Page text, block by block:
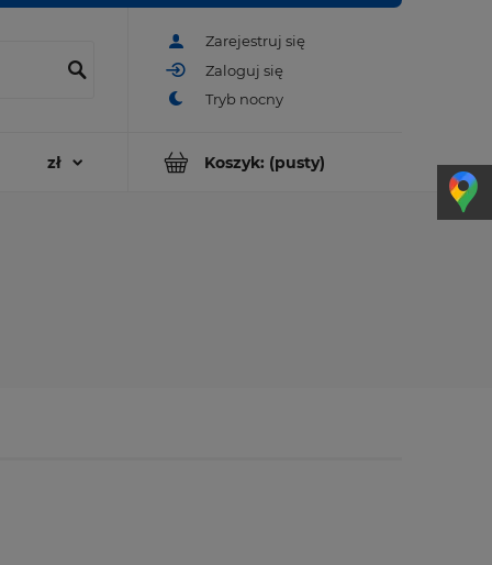
Zarejestruj się
Zaloguj się
Koszyk: (pusty)